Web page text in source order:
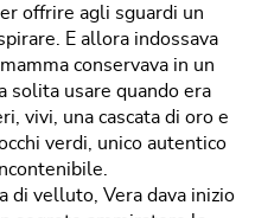
offrire agli sguardi un
E allora indossava
conservava in un
solita usare quando era
vivi, una cascata di oro e
verdi, unico autentico
di velluto, Vera dava inizio